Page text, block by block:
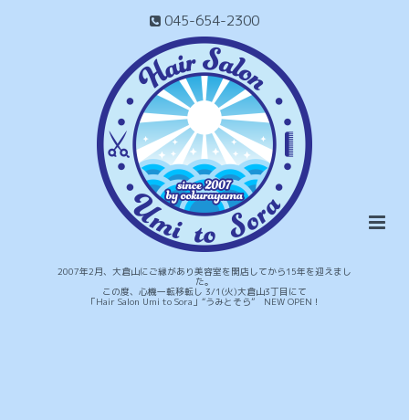
045-654-2300
2007年2月、大倉山にご縁があり美容室を開店してから15年を迎えまし
た。
この度、心機一転移転し 3/1(火)大倉山3丁目にて
「Hair Salon Umi to Sora」“うみとそら” NEW OPEN！